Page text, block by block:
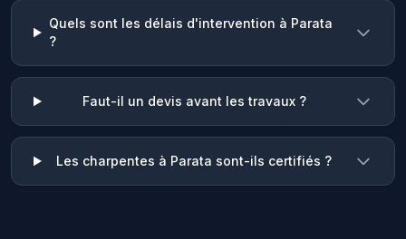
Quels sont les délais d'intervention à Parata
?
Faut-il un devis avant les travaux ?
Les charpentes à Parata sont-ils certifiés ?